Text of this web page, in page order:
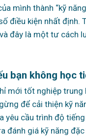
mình thành “kỹ
điều kiện nhất định.
đây là một tư cách
bạn không học
mới tốt nghiệp
để cải thiện kỹ
yêu cầu trình độ
đánh giá kỹ năng